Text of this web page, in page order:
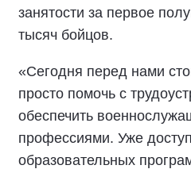
занятости за первое
тысяч бойцов.
«Сегодня перед нами
просто помочь с
обеспечить
профессиями. Уже
образовательных